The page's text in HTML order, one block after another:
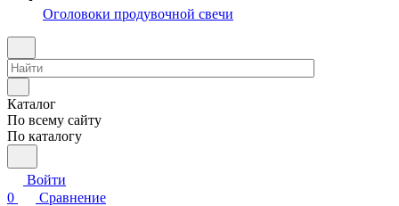
Оголовоки продувочной свечи
Каталог
По всему сайту
По каталогу
Войти
0
Сравнение